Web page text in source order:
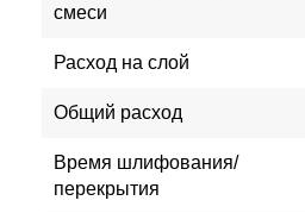
смеси
Расход на слой
Общий расход
Время шлифования/
перекрытия